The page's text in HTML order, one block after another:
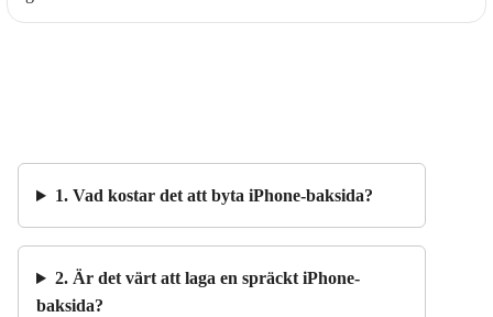
1. Vad kostar det att byta iPhone-baksida?
2. Är det värt att laga en spräckt iPhone-
baksida?